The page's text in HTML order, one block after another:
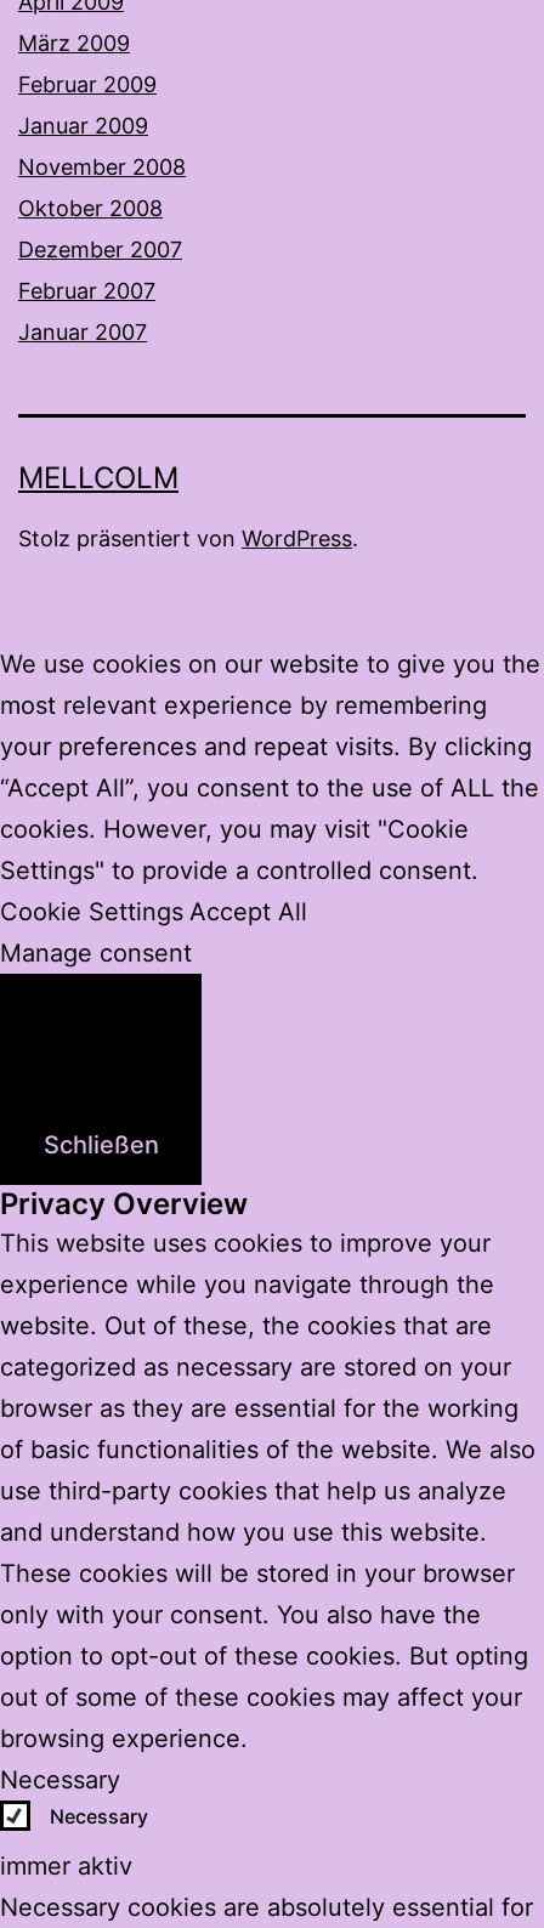
März 2009
Februar 2009
Januar 2009
November 2008
Oktober 2008
Dezember 2007
Februar 2007
Januar 2007
MELLCOLM
Stolz präsentiert von WordPress.
We use cookies on our website to give you the
most relevant experience by remembering
your preferences and repeat visits. By clicking
“Accept All”, you consent to the use of ALL the
cookies. However, you may visit "Cookie
Settings" to provide a controlled consent.
Cookie Settings Accept All
Manage consent
Schließen
Privacy Overview
This website uses cookies to improve your
experience while you navigate through the
website. Out of these, the cookies that are
categorized as necessary are stored on your
browser as they are essential for the working
of basic functionalities of the website. We also
use third-party cookies that help us analyze
and understand how you use this website.
These cookies will be stored in your browser
only with your consent. You also have the
option to opt-out of these cookies. But opting
out of some of these cookies may affect your
browsing experience.
Necessary
Necessary
immer aktiv
Necessary cookies are absolutely essential for